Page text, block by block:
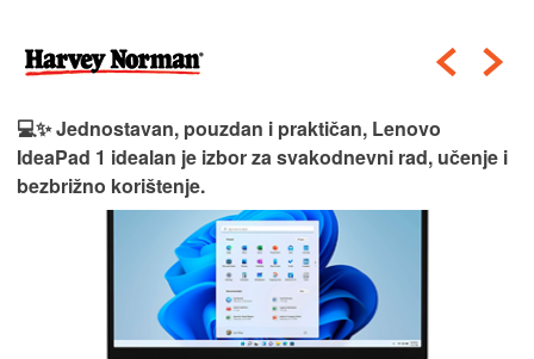
💻✨ Jednostavan, pouzdan i praktičan, Lenovo
IdeaPad 1 idealan je izbor za svakodnevni rad, učenje i
bezbrižno korištenje.